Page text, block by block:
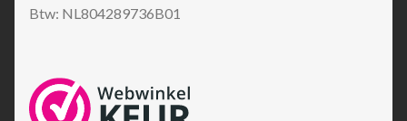
Btw: NL804289736B01